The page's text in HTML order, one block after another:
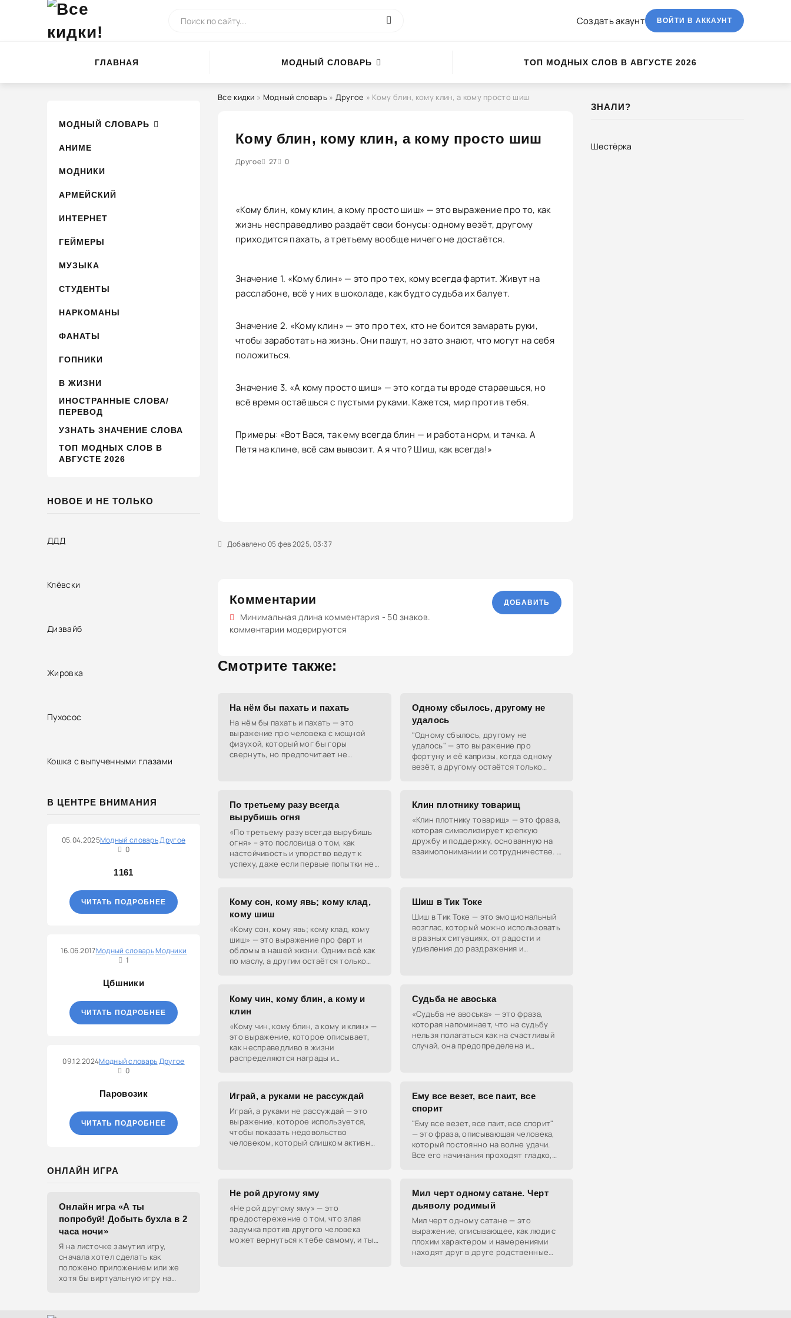
Создать акаунт ВОЙТИ В АККАУНТ
ГЛАВНАЯ МОДНЫЙ СЛОВАРЬ ТОП МОДНЫХ СЛОВ В АВГУСТЕ 2026
МОДНЫЙ СЛОВАРЬ
АНИМЕ
МОДНИКИ
АРМЕЙСКИЙ
ИНТЕРНЕТ
ГЕЙМЕРЫ
МУЗЫКА
СТУДЕНТЫ
НАРКОМАНЫ
ФАНАТЫ
ГОПНИКИ
В ЖИЗНИ
ИНОСТРАННЫЕ СЛОВА/
ПЕРЕВОД
УЗНАТЬ ЗНАЧЕНИЕ СЛОВА
ТОП МОДНЫХ СЛОВ В
АВГУСТЕ 2026
НОВОЕ И НЕ ТОЛЬКО
ДДД
Клёвски
Дизвайб
Жировка
Пухосос
Кошка с выпученными глазами
В ЦЕНТРЕ ВНИМАНИЯ
05.04.2025Модный словарьДругое
0
1161
ЧИТАТЬ ПОДРОБНЕЕ
16.06.2017Модный словарьМодники
1
Цбшники
ЧИТАТЬ ПОДРОБНЕЕ
09.12.2024Модный словарьДругое
0
Паровозик
ЧИТАТЬ ПОДРОБНЕЕ
ОНЛАЙН ИГРА
Онлайн игра «А ты
попробуй! Добыть бухла в 2
часа ночи»
Я на листочке замутил игру,
сначала хотел сделать как
положено приложением или же
хотя бы виртуальную игру на
Все кидки » Модный словарь» Другое » Кому блин, кому клин, а кому просто шиш
Кому блин, кому клин, а кому просто шиш
Другое 27 0
2 3 4 5
«Кому блин, кому клин, а кому просто шиш» — это выражение про то, как
жизнь несправедливо раздаёт свои бонусы: одному везёт, другому
приходится пахать, а третьему вообще ничего не достаётся.
Значение 1. «Кому блин» — это про тех, кому всегда фартит. Живут на
расслабоне, всё у них в шоколаде, как будто судьба их балует.
Значение 2. «Кому клин» — это про тех, кто не боится замарать руки,
чтобы заработать на жизнь. Они пашут, но зато знают, что могут на себя
положиться.
Значение 3. «А кому просто шиш» — это когда ты вроде стараешься, но
всё время остаёшься с пустыми руками. Кажется, мир против тебя.
Примеры: «Вот Вася, так ему всегда блин — и работа норм, и тачка. А
Петя на клине, всё сам вывозит. А я что? Шиш, как всегда!»
Добавлено 05 фев 2025, 03:37
Комментарии
Минимальная длина комментария - 50 знаков.
комментарии модерируются
ДОБАВИТЬ
Смотрите также:
На нём бы пахать и пахать
На нём бы пахать и пахать — это
выражение про человека с мощной
физухой, который мог бы горы
свернуть, но предпочитает не
Одному сбылось, другому не
удалось
"Одному сбылось, другому не
удалось" — это выражение про
фортуну и её капризы, когда одному
везёт, а другому остаётся только
По третьему разу всегда
вырубишь огня
«По третьему разу всегда вырубишь
огня» – это пословица о том, как
настойчивость и упорство ведут к
успеху, даже если первые попытки не
Клин плотнику товарищ
«Клин плотнику товарищ» — это фраза,
которая символизирует крепкую
дружбу и поддержку, основанную на
взаимопонимании и сотрудничестве. В
Кому сон, кому явь; кому клад,
кому шиш
«Кому сон, кому явь; кому клад, кому
шиш» — это выражение про фарт и
обломы в нашей жизни. Одним всё как
по маслу, а другим остаётся только
Шиш в Тик Токе
Шиш в Тик Токе — это эмоциональный
возглас, который можно использовать
в разных ситуациях, от радости и
удивления до раздражения и
Кому чин, кому блин, а кому и
клин
«Кому чин, кому блин, а кому и клин» —
это выражение, которое описывает,
как несправедливо в жизни
распределяются награды и
Судьба не авоська
«Судьба не авоська» — это фраза,
которая напоминает, что на судьбу
нельзя полагаться как на счастливый
случай, она предопределена и
Играй, а руками не рассуждай
Играй, а руками не рассуждай — это
выражение, которое используется,
чтобы показать недовольство
человеком, который слишком активно
Ему все везет, все паит, все
спорит
"Ему все везет, все паит, все спорит"
— это фраза, описывающая человека,
который постоянно на волне удачи.
Все его начинания проходят гладко,
Не рой другому яму
«Не рой другому яму» — это
предостережение о том, что злая
задумка против другого человека
может вернуться к тебе самому, и ты
Мил черт одному сатане. Черт
дьяволу родимый
Мил черт одному сатане — это
выражение, описывающее, как люди с
плохим характером и намерениями
находят друг в друге родственные
ЗНАЛИ?
Шестёрка